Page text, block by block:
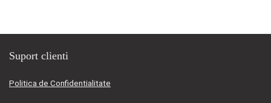
Suport clienti
Politica de Confidentialitate